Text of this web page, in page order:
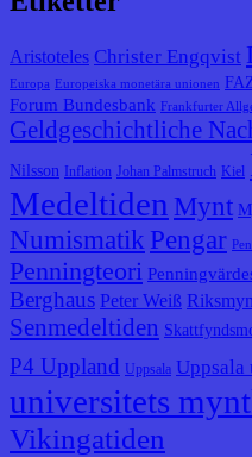
Aristoteles Christer Engqvist
Europa Europeiska monetära unionen
Forum Bundesbank Frankfurter
Geldgeschichtliche
Nilsson Inflation Johan Palmstruch Kiel
Medeltiden Mynt
Numismatik Pengar
Penningteori
Berghaus Peter Weiß
Senmedeltiden
P4 Uppland Uppsala
universitets
Vikingatiden